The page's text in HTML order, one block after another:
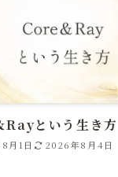
という生き方
月1日 2026年8月4日